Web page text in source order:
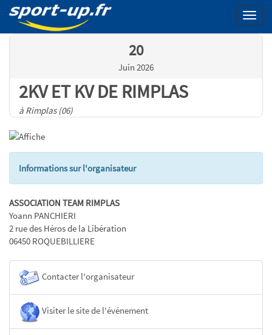
Menu
20
Juin 2026
2KV ET KV DE RIMPLAS
à Rimplas (06)
Informations sur l'organisateur
ASSOCIATION TEAM RIMPLAS
Yoann PANCHIERI
2 rue des Héros de la Libération
06450 ROQUEBILLIERE
Contacter l'organisateur
Visiter le site de l'événement